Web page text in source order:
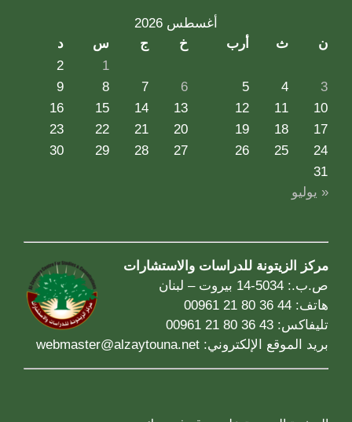
أغسطس 2026
ن
ث أرب خ ج س
د
1
2
3
4
5
6
7
8
9
10
11
12
13
14
15
16
17
18
19
20
21
22
23
24
25
26
27
28
29
30
31
« يوليو
مركز الزيتونة للدراسات والاستشارات
ص.ب.: 5034-14 بيروت – لبنان
هاتف: 44 36 80 21 00961
تليفاكس: 43 36 80 21 00961
بريد الموقع الإلكتروني: webmaster@alzaytouna.net